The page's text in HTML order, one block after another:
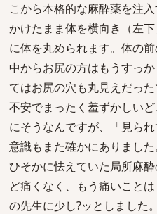
こから本格的な麻酔薬を注
かけたまま体を横向き（左
に体を丸められます。体の
中からお尻の方はもうすっ
てはお尻の穴も丸見えだっ
不安でまったく羞ずかしい
にそうなんですが、「見ら
意識もまた確かにありました
ひそかに怯えていた局所麻
ど痛くなく、もう痛いこと
の先生に少し?ッとしました